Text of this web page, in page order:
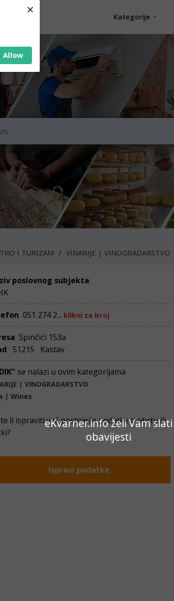
Allow
×
eKvarner.info želi Vam slati
obavijesti
Kategorije
I TURIZAM VINARIJE | VINOGRADARSTVO
poslovnog subjekta
051 274 2... klikni za broj
Spinčići 153a
51215 Kastav
se nalazi u ovim kategorijama
| VINOGRADARSTVO
| Wines
li ispraviti već postojeće podatke o obrtu ili
Ispravi podatke